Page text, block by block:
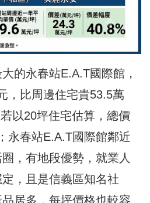
的永春站E.A.T國際館，
，比周邊住宅貴53.5萬
以20坪住宅估算，總價
永春站E.A.T國際館鄰近
，有地段優勢，就業人
，且是信義區知名社
居多，每坪價格也較容